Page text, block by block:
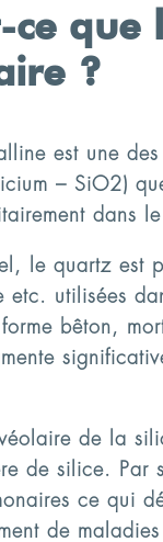
ce
?
est une
– SiO2)
dans
le quartz est
etc. utilisées
bêton,
de la
de silice. Par
ce qui
de